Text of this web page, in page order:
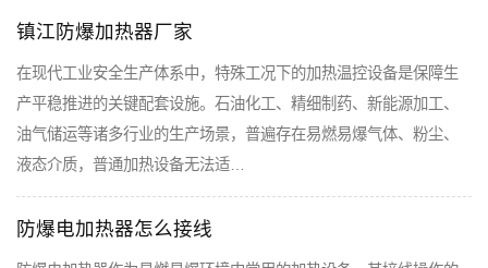
镇江防爆加热器厂家
在现代工业安全生产体系中，特殊工况下的加热温控设备是保障生
产平稳推进的关键配套设施。石油化工、精细制药、新能源加工、
油气储运等诸多行业的生产场景，普遍存在易燃易爆气体、粉尘、
液态介质，普通加热设备无法适…
防爆电加热器怎么接线